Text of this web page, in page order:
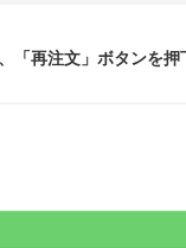
再注文」ボタンを押